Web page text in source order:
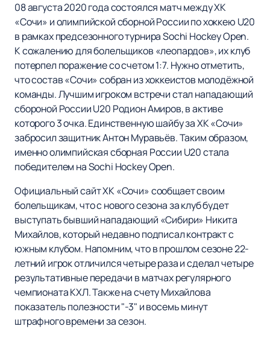
08 августа 2020 года состоялся матч между ХК
«Сочи» и олимпийской сборной России по хоккею U20
в рамках предсезонного турнира Sochi Hockey Open.
К сожалению для болельщиков «леопардов», их клуб
потерпел поражение со счетом 1:7. Нужно отметить,
что состав «Сочи» собран из хоккеистов молодёжной
команды. Лучшим игроком встречи стал нападающий
сбороной России U20 Родион Амиров, в активе
которого 3 очка. Единственную шайбу за ХК «Сочи»
забросил защитник Антон Муравьёв. Таким образом,
именно олимпийская сборная России U20 стала
победителем на Sochi Hockey Open.
Официальный сайт ХК «Сочи» сообщает своим
болельщикам, что с нового сезона за клуб будет
выступать бывший нападающий «Сибири» Никита
Михайлов, который недавно подписал контракт с
южным клубом. Напомним, что в прошлом сезоне 22-
летний игрок отличился четыре раза и сделал четыре
результативные передачи в матчах регулярного
чемпионата КХЛ. Также на счету Михайлова
показатель полезности "-3" и восемь минут
штрафного времени за сезон.